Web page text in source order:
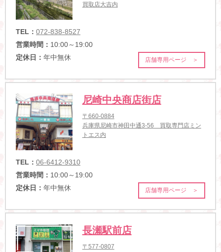
買取店大吉内
TEL： 072-838-8527
営業時間： 10:00～19:00
定休日： 年中無休 店舗専用ページ ＞
尼崎中央商店街店
〒660-0884
兵庫県尼崎市神田中通3-56 買取専門店ミン
トエス内
TEL： 06-6412-9310
営業時間： 10:00～19:00
定休日： 年中無休 店舗専用ページ ＞
長瀬駅前店
〒577-0807